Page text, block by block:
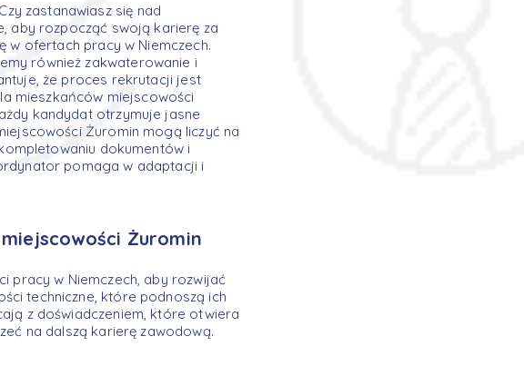
zastanawiasz się nad
aby rozpocząć swoją karierę za
w ofertach pracy w Niemczech.
również zakwaterowanie i
że proces rekrutacji jest
mieszkańców miejscowości
kandydat otrzymuje jasne
Żuromin mogą liczyć na
dokumentów i
pomaga w adaptacji i
Żuromin
pracy w Niemczech, aby rozwijać
techniczne, które podnoszą ich
z doświadczeniem, które otwiera
na dalszą karierę zawodową.